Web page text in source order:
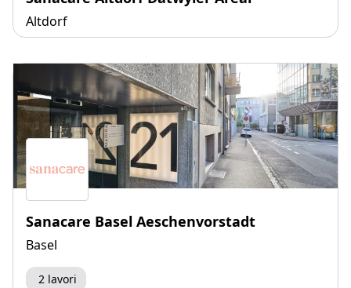
Altdorf
Sanacare Basel Aeschenvorstadt
Basel
2 lavori